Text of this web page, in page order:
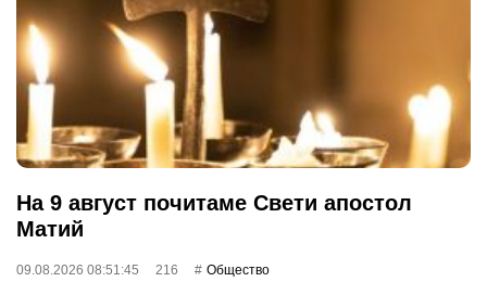
На 9 август почитаме Свети апостол
Матий
09.08.2026 08:51:45 216 Общество